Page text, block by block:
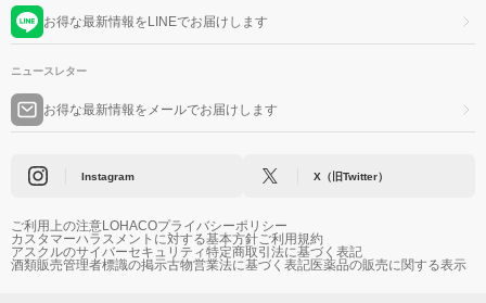
お得な最新情報をLINEでお届けします
ニュースレター
お得な最新情報をメールでお届けします
Instagram X（旧Twitter）
ご利用上の注意LOHACOプライバシーポリシー
カスタマーハラスメントに対する基本方針ご利用規約
アスクルのサイバーセキュリティ特定商取引法に基づく表記
酒類販売管理者標識の掲示古物営業法に基づく表記医薬品の販売に関する表示